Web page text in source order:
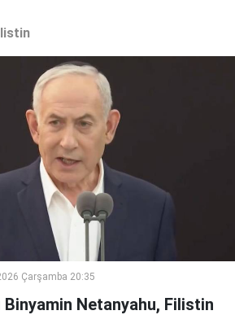
Çarşamba 20:35
Binyamin Netanyahu, Filistin